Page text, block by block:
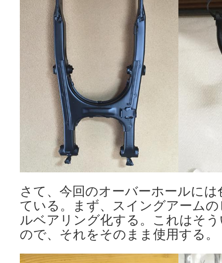
さて、今回のオーバーホールに
ている。まず、スイングアーム
ルベアリング化する。これはそ
ので、それをそのまま使用する。